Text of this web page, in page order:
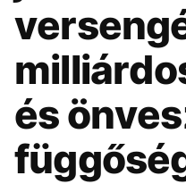
ÉLETMÓD
BESZÉLGETÉSEK
VIDEÓ
GASZTRO
és